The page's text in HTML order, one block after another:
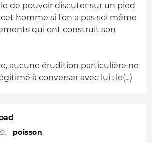
de pouvoir discuter sur un pied
homme si l'on a pas soi même
qui ont construit son
aucune érudition particulière ne
à converser avec lui ; le(...)
poisson